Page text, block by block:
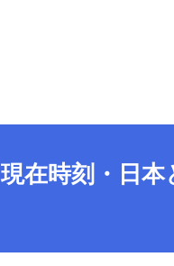
在時刻・日本